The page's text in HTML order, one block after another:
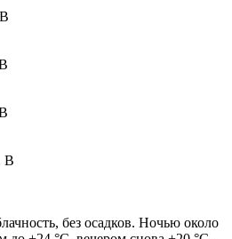
В
без осадков. Ночью около